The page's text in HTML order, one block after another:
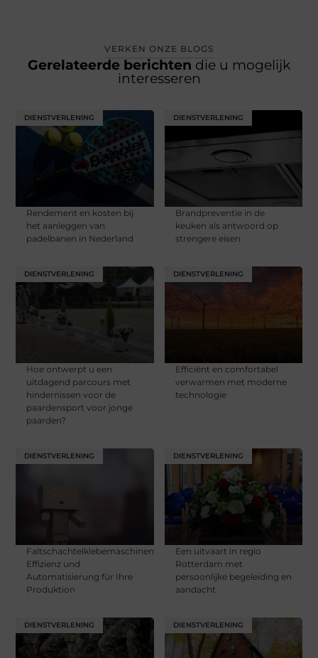
VERKEN ONZE BLOGS
Gerelateerde berichten die u mogelijk
interesseren
DIENSTVERLENING
Rendement en kosten bij
het aanleggen van
padelbanen in Nederland
DIENSTVERLENING
Brandpreventie in de
keuken als antwoord op
strengere eisen
DIENSTVERLENING
Hoe ontwerpt u een
uitdagend parcours met
hindernissen voor de
paardensport voor jonge
paarden?
DIENSTVERLENING
Efficiënt en comfortabel
verwarmen met moderne
technologie
DIENSTVERLENING
Faltschachtelklebemaschinen:
Effizienz und
Automatisierung für Ihre
Produktion
DIENSTVERLENING
Een uitvaart in regio
Rotterdam met
persoonlijke begeleiding en
aandacht
DIENSTVERLENING DIENSTVERLENING